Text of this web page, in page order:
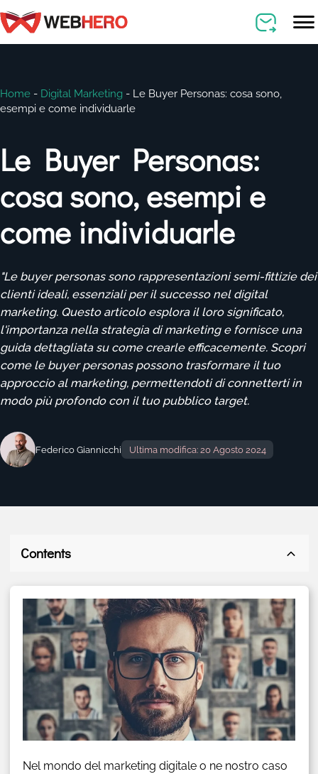
Home - Digital Marketing - Le Buyer Personas: cosa sono,
esempi e come individuarle
Le Buyer Personas:
cosa sono, esempi e
come individuarle
"Le buyer personas sono rappresentazioni semi-fittizie dei
clienti ideali, essenziali per il successo nel digital
marketing. Questo articolo esplora il loro significato,
l'importanza nella strategia di marketing e fornisce una
guida dettagliata su come crearle efficacemente. Scopri
come le buyer personas possono trasformare il tuo
approccio al marketing, permettendoti di connetterti in
modo più profondo con il tuo pubblico target.
Federico Giannicchi Ultima modifica: 20 Agosto 2024
Contents
Nel mondo del marketing digitale o ne nostro caso